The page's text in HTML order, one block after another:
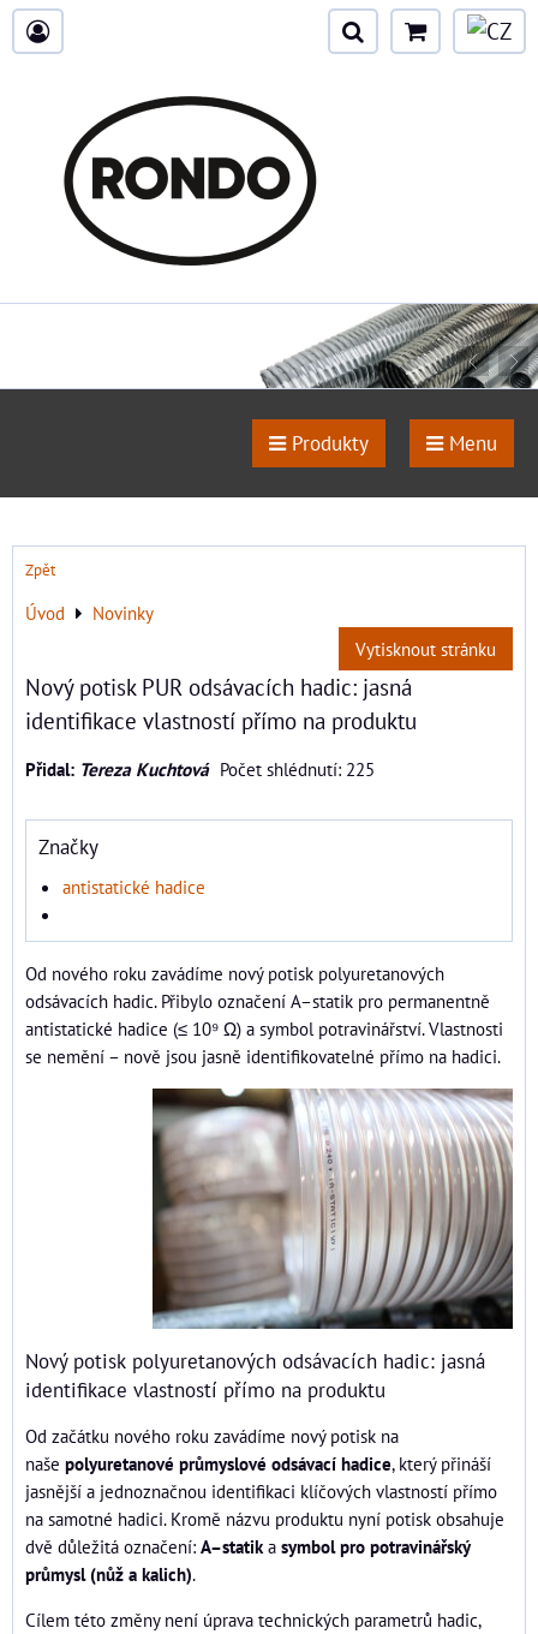
Produkty Menu
Zpět
Úvod
Novinky
Vytisknout stránku
Nový potisk PUR odsávacích hadic: jasná
identifikace vlastností přímo na produktu
Přidal: Tereza Kuchtová Počet shlédnutí: 225
Značky
antistatické hadice
Od nového roku zavádíme nový potisk polyuretanových
odsávacích hadic. Přibylo označení A–statik pro permanentně
antistatické hadice (≤ 10⁹ Ω) a symbol potravinářství. Vlastnosti
se nemění – nově jsou jasně identifikovatelné přímo na hadici.
Nový potisk polyuretanových odsávacích hadic: jasná
identifikace vlastností přímo na produktu
Od začátku nového roku zavádíme nový potisk na
naše polyuretanové průmyslové odsávací hadice, který přináší
jasnější a jednoznačnou identifikaci klíčových vlastností přímo
na samotné hadici. Kromě názvu produktu nyní potisk obsahuje
dvě důležitá označení: A–statika symbol pro potravinářský
průmysl (nůž a kalich).
Cílem této změny není úprava technických parametrů hadic,